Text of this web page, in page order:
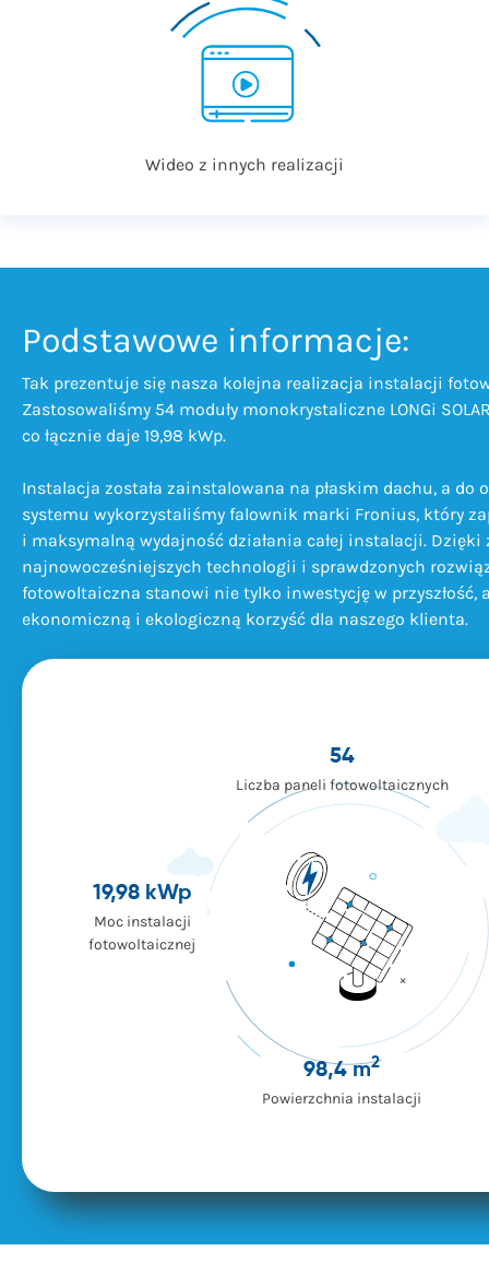
Wideo z innych realizacji
Podstawowe informacje:
Tak prezentuje się nasza kolejna realizacja instalacji
Zastosowaliśmy 54 moduły monokrystaliczne LONGi
co łącznie daje 19,98 kWp.
Instalacja została zainstalowana na płaskim dachu, a do
systemu wykorzystaliśmy falownik marki Fronius, który
i maksymalną wydajność działania całej instalacji.
najnowocześniejszych technologii i sprawdzonych
fotowoltaiczna stanowi nie tylko inwestycję w przyszłość,
ekonomiczną i ekologiczną korzyść dla naszego klienta.
54
Liczba paneli fotowoltaicznych
98,4 m2
Powierzchnia instalacji
19,98 kWp
Moc instalacji
fotowoltaicznej